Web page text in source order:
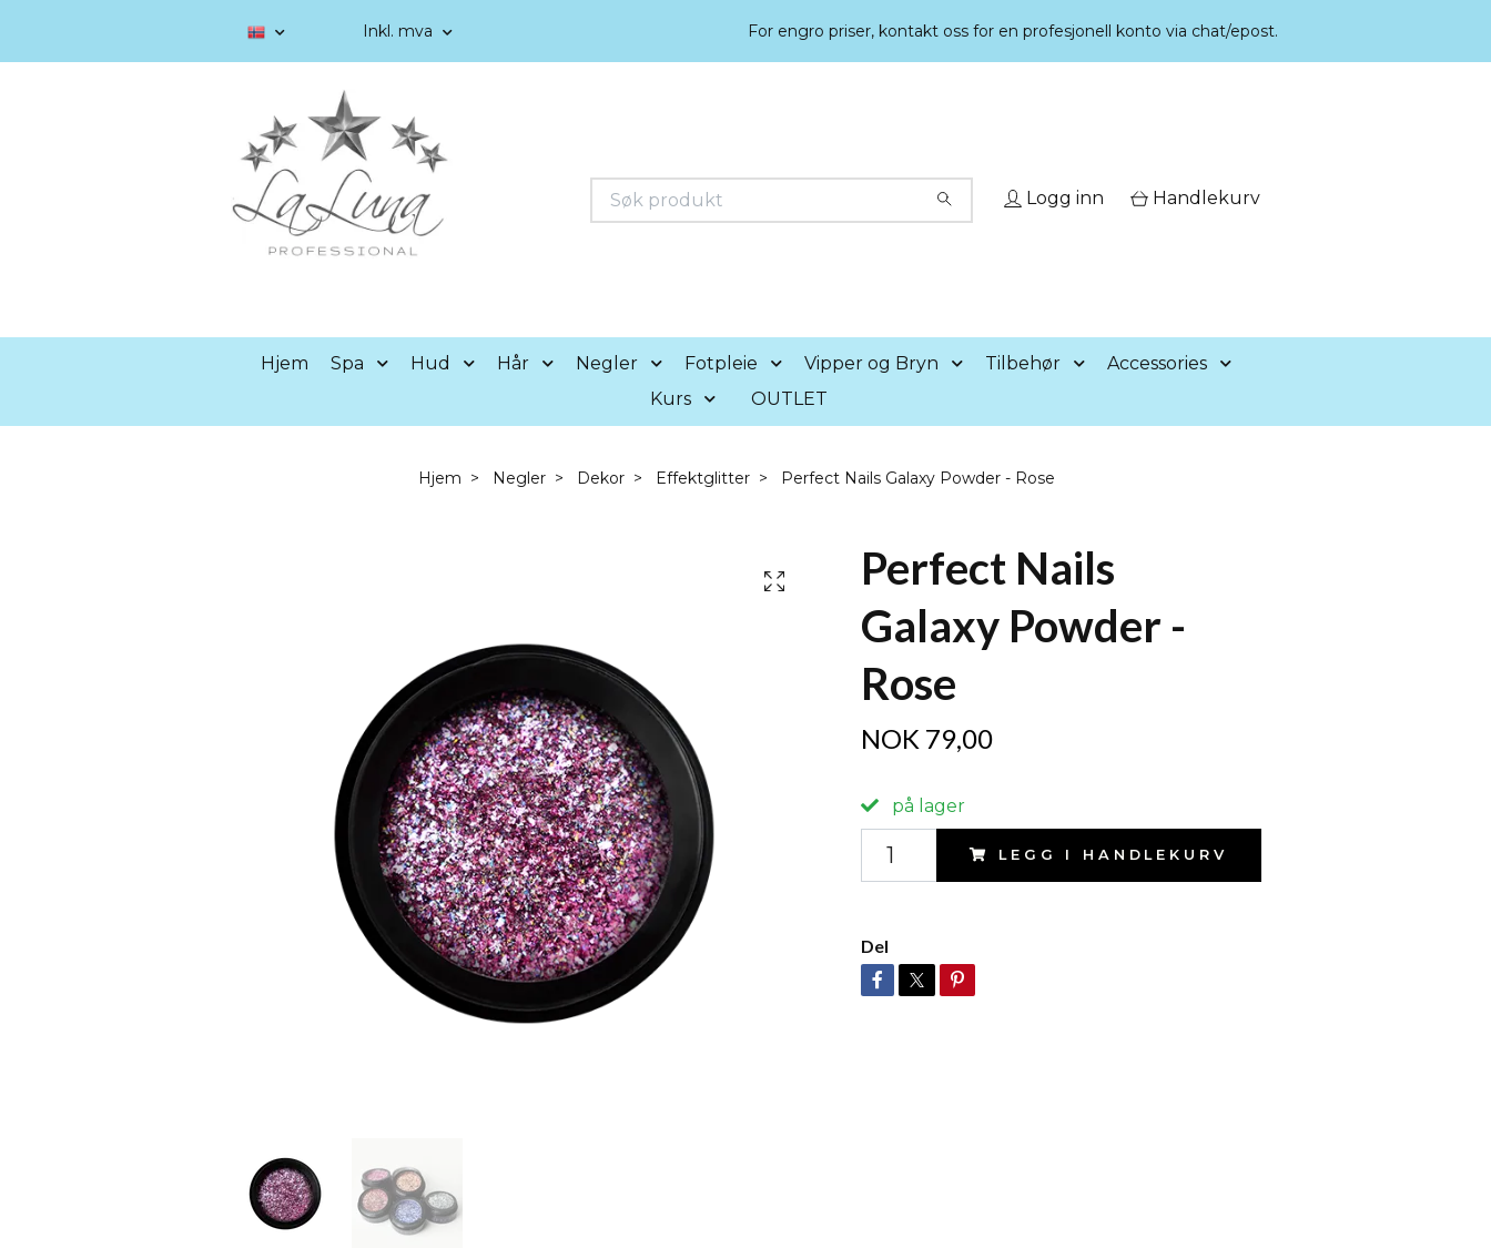
Inkl. mva For engro priser, kontakt oss for en profesjonell konto via chat/epost.
Logg inn Handlekurv
Hjem Spa Hud Hår Negler Fotpleie Vipper og Bryn Tilbehør
Accessories
Kurs
OUTLET
Hjem Negler Dekor Effektglitter Perfect Nails Galaxy Powder - Rose
Perfect Nails
Galaxy Powder -
Rose
NOK 79,00
på lager
LEGG I HANDLEKURV
Del